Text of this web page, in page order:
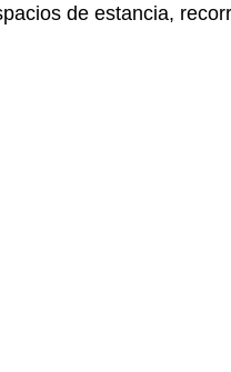
de estancia,